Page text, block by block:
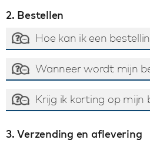
2. Bestellen
Hoe kan ik een
Wanneer wordt mijn
Krijg ik korting op mijn
3. Verzending en aflevering